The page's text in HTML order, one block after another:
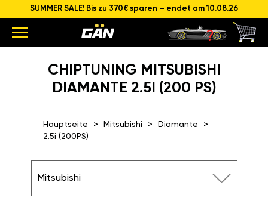
SUMMER SALE! Bis zu 370€ sparen – endet am 10.08.26
CHIPTUNING MITSUBISHI
DIAMANTE 2.5I (200 PS)
Hauptseite Mitsubishi
Diamante
2.5i (200PS)
Mitsubishi